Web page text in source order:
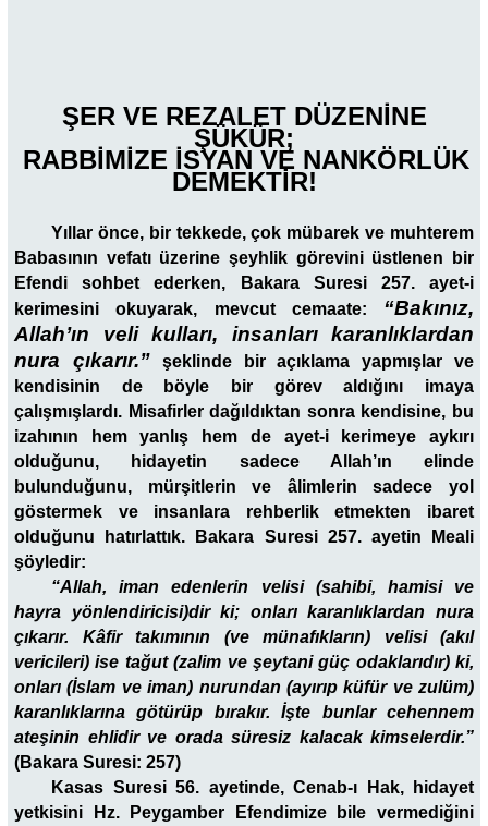
ŞER VE REZALET DÜZENİNE
ŞÜKÜR;
RABBİMİZE İSYAN VE NANKÖRLÜK
DEMEKTİR!
Yıllar önce, bir tekkede, çok mübarek ve muhterem
Babasının vefatı üzerine şeyhlik görevini üstlenen bir
Efendi sohbet ederken, Bakara Suresi 257. ayet-i
kerimesini okuyarak, mevcut cemaate: “Bakınız,
Allah’ın veli kulları, insanları karanlıklardan
nura çıkarır.”şeklinde bir açıklama yapmışlar ve
kendisinin de böyle bir görev aldığını imaya
çalışmışlardı. Misafirler dağıldıktan sonra kendisine, bu
izahının hem yanlış hem de ayet-i kerimeye aykırı
olduğunu, hidayetin sadece Allah’ın elinde
bulunduğunu, mürşitlerin ve âlimlerin sadece yol
göstermek ve insanlara rehberlik etmekten ibaret
olduğunu hatırlattık. Bakara Suresi 257. ayetin Meali
şöyledir:
“Allah, iman edenlerin velisi (sahibi, hamisi ve
hayra yönlendiricisi)dir ki; onları karanlıklardan nura
çıkarır. Kâfir takımının (ve münafıkların) velisi (akıl
vericileri) ise tağut (zalim ve şeytani güç odaklarıdır) ki,
onları (İslam ve iman) nurundan (ayırıp küfür ve zulüm)
karanlıklarına götürüp bırakır. İşte bunlar cehennem
ateşinin ehlidir ve orada süresiz kalacak kimselerdir.”
(Bakara Suresi: 257)
Kasas Suresi 56. ayetinde, Cenab-ı Hak, hidayet
yetkisini Hz. Peygamber Efendimize bile vermediğini